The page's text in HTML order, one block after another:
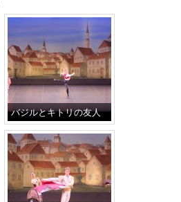
バジルとキトリの友人